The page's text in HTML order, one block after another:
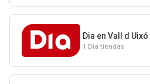
Dia en Vall d Uixó
1 Dia tiendas